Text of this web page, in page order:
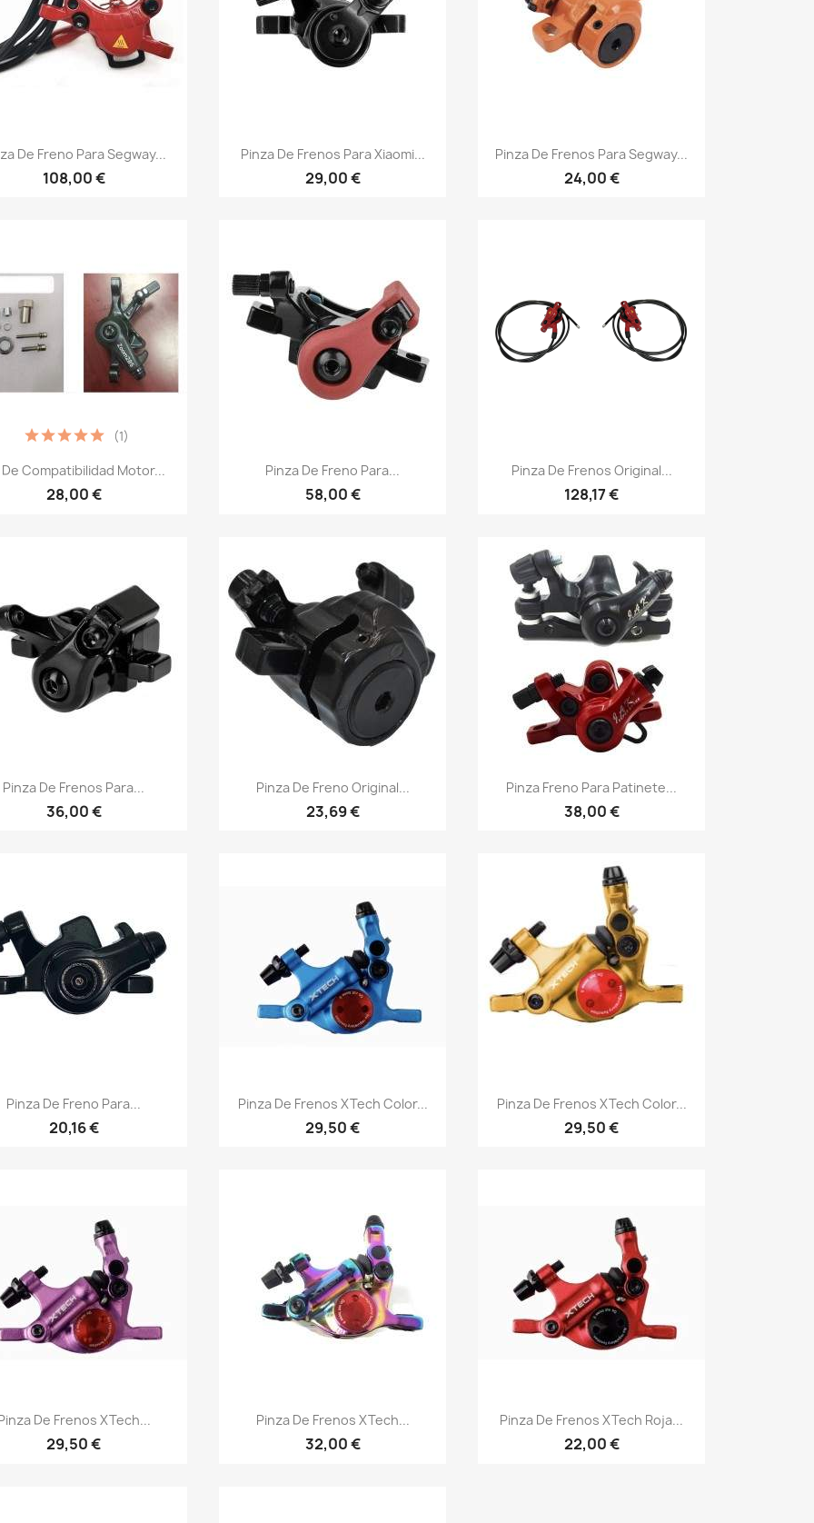
Vista rápida
De Freno Para Segway...
108,00 €
Vista rápida
Pinza De Frenos Para Xiaomi...
29,00 €
Vista rápida
Pinza De Frenos Para Segway...
24,00 €
Vista rápida
Compatibilidad Motor...
28,00 €
(1)
Vista rápida
Pinza De Freno Para...
58,00 €
Vista rápida
Pinza De Frenos Original...
128,17 €
Vista rápida
Pinza De Frenos Para...
36,00 €
Vista rápida
Pinza De Freno Original...
23,69 €
Vista rápida
Pinza Freno Para Patinete...
38,00 €
Vista rápida
Pinza De Freno Para...
20,16 €
Vista rápida
Pinza De Frenos XTech Color...
29,50 €
Vista rápida
Pinza De Frenos XTech Color...
29,50 €
Vista rápida
De Frenos XTech...
29,50 €
Vista rápida
Pinza De Frenos XTech...
32,00 €
Vista rápida
Pinza De Frenos XTech Roja...
22,00 €